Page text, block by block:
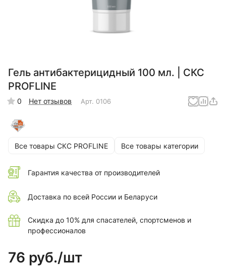
Гель антибактерицидный 100 мл. | CКС
PROFLINE
0 Нет отзывов Арт. 0106
Все товары CКС PROFLINE Все товары категории
Гарантия качества от производителей
Доставка по всей России и Беларуси
Скидка до 10% для спасателей, спортсменов и
профессионалов
76 руб./шт